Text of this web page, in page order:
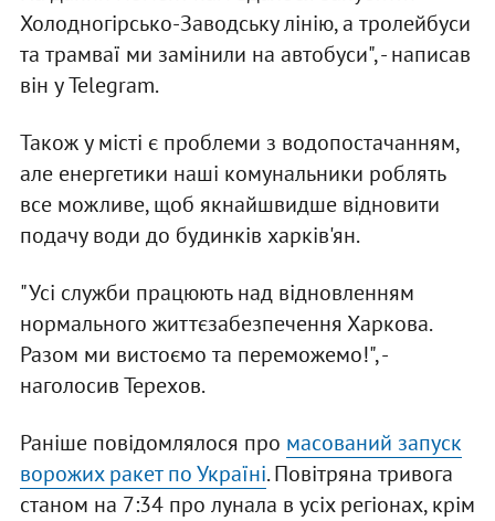
Холодногірсько-Заводську лінію, а тролейбуси
та трамваї ми замінили на автобуси", - написав
він у Telegram.
Також у місті є проблеми з водопостачанням,
але енергетики наші комунальники роблять
все можливе, щоб якнайшвидше відновити
подачу води до будинків харків'ян.
"Усі служби працюють над відновленням
нормального життєзабезпечення Харкова.
Разом ми вистоємо та переможемо!", -
наголосив Терехов.
Раніше повідомлялося про масований запуск
ворожих ракет по Україні. Повітряна тривога
станом на 7:34 про лунала в усіх регіонах, крім